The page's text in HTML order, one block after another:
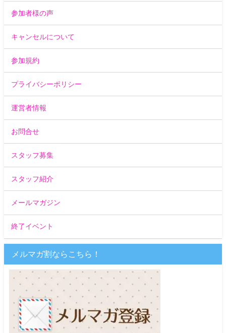
参加者様の声
キャンセルについて
参加規約
プライバシーポリシー
運営者情報
お問合せ
スタッフ募集
スタッフ紹介
メールマガジン
終了イベント
メルマガ割ならこちら！